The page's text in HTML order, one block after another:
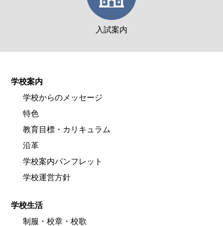
入試案内
学校案内
学校からのメッセージ
特色
教育目標・カリキュラム
沿革
学校案内パンフレット
学校運営方針
学校生活
制服・校章・校歌